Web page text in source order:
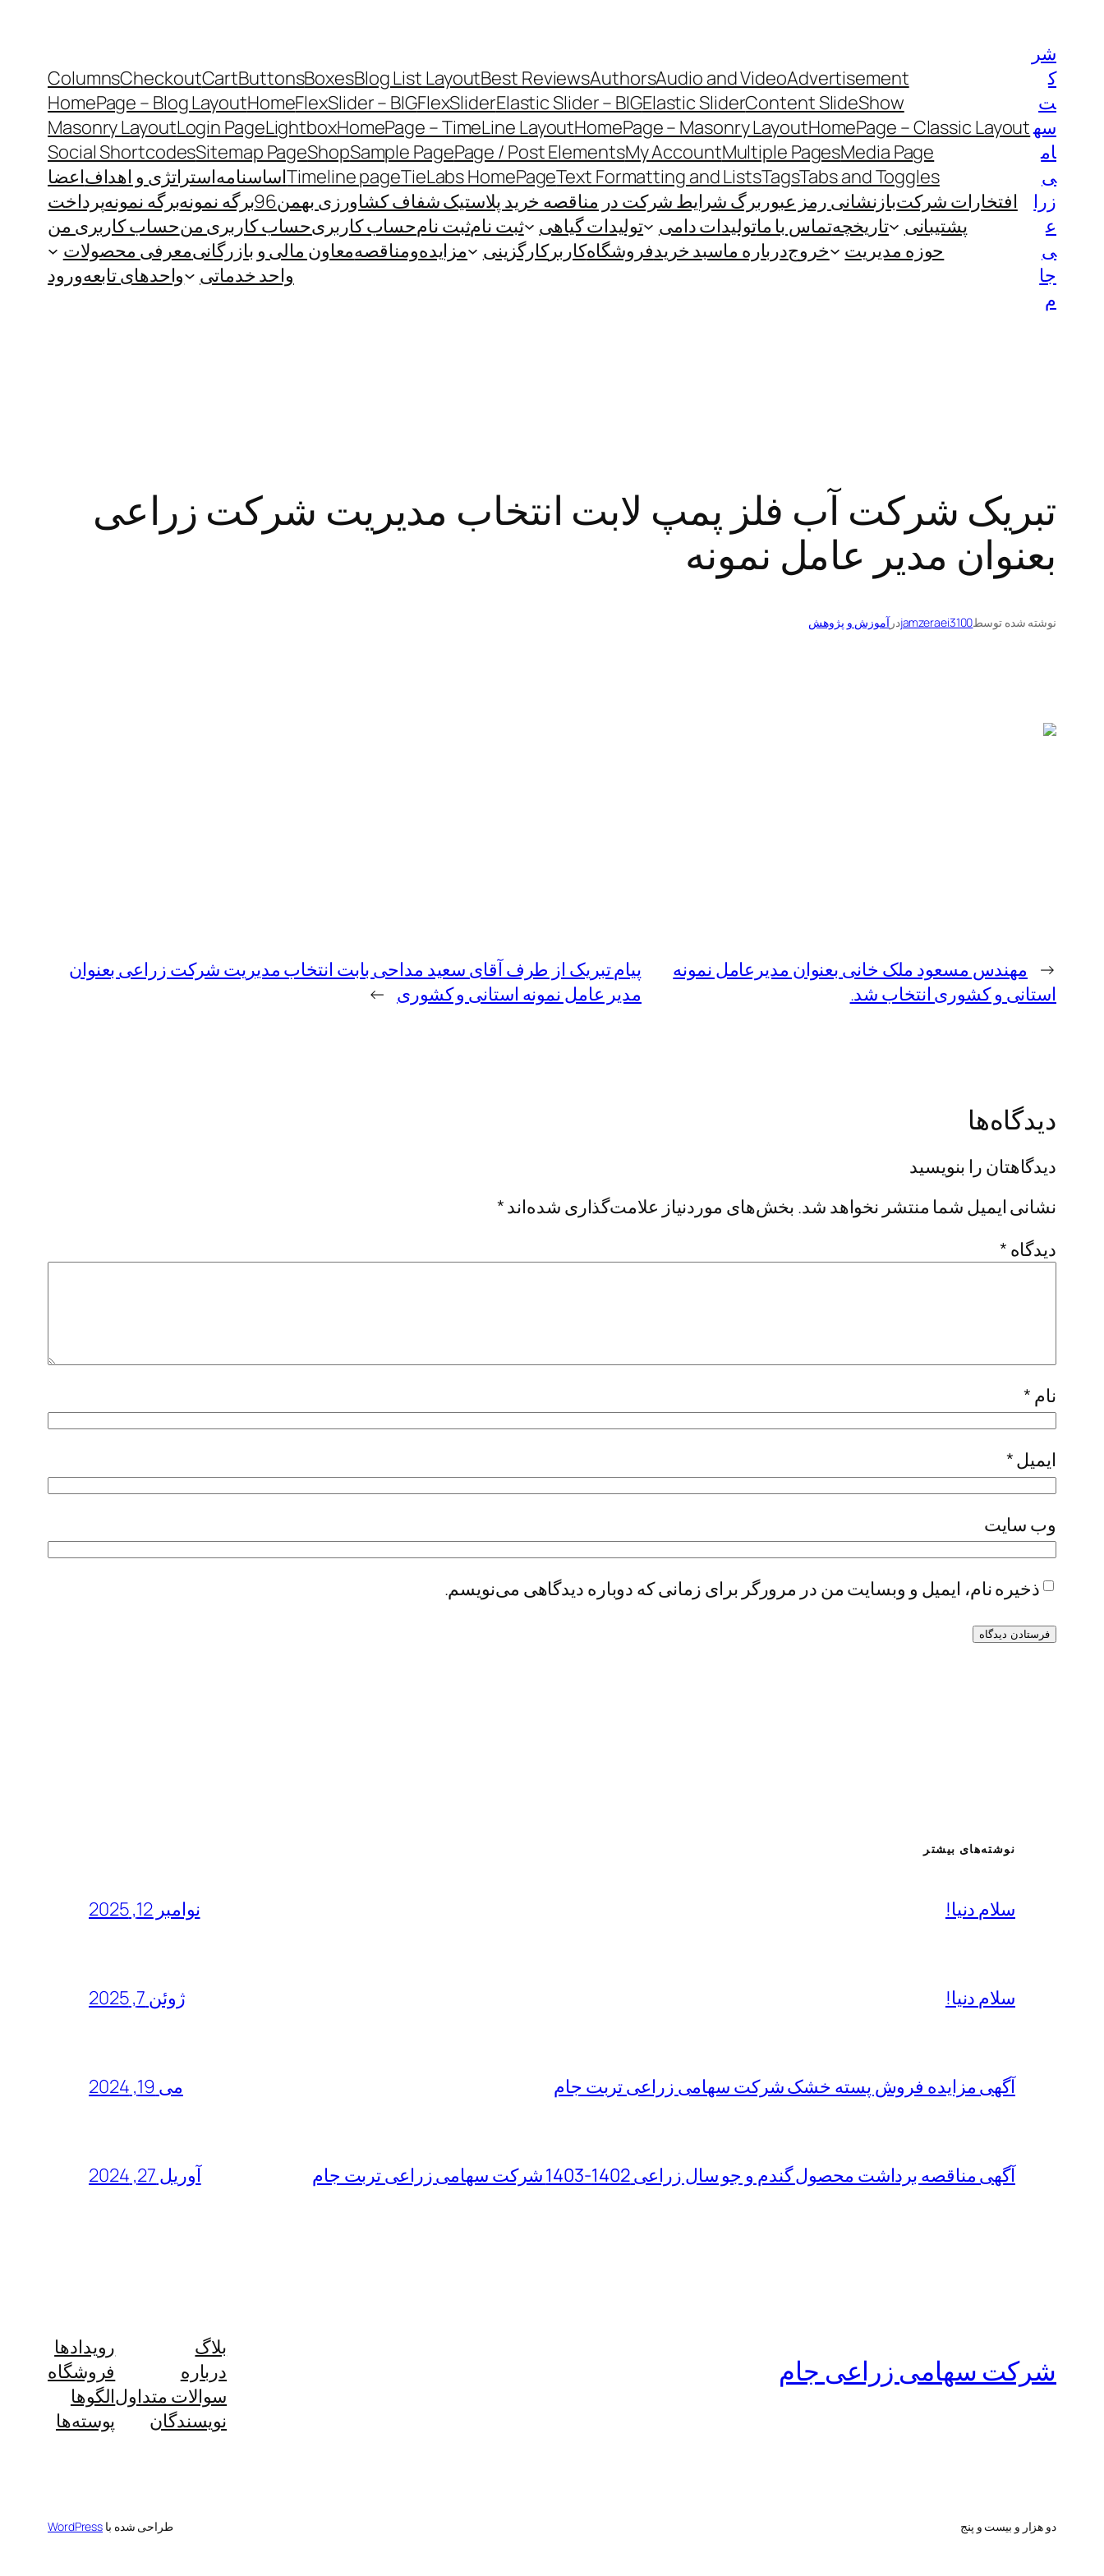
شر
ک
ت
سه
ام
ی
زرا
ع
ی
جا
م
Advertisement
Audio and Video
Authors
Best Reviews
Blog List Layout
Boxes
Buttons
Cart
Checkout
Columns
Content SlideShow
Elastic Slider
Elastic Slider – BIG
FlexSlider
FlexSlider – BIG
Home
HomePage – Blog Layout
HomePage – Classic Layout
HomePage – Masonry Layout
HomePage – TimeLine Layout
Lightbox
Login Page
Masonry Layout
Media Page
Multiple Pages
My Account
Page / Post Elements
Sample Page
Shop
Sitemap Page
Social Shortcodes
Tabs and Toggles
Tags
Text Formatting and Lists
TieLabs HomePage
Timeline pageاساسنامهاستراتژی و اهدافاعضا
افتخارات شرکتبازنشانی رمز عبور برگ شرایط شرکت در مناقصه خرید پلاستیک شفاف کشاورزی بهمن96 برگه نمونهبرگه نمونهپرداخت
پشتیبانی
تاریخچهتماس با ماتولیدات دامی تولیدات گیاهی ثبت نامثبت نامحساب کاربریحساب کاربری منحساب کاربری من
حوزه مدیریت
خروجدرباره ماسبد خریدفروشگاهکاربرکارگزینی مزایده‌و‌مناقصهمعاون مالی و بازرگانیمعرفی محصولات
واحد خدماتی
واحدهای تابعهورود
تبریک شرکت آب فلز پمپ لابت انتخاب مدیریت شرکت زراعی
بعنوان مدیر عامل نمونه
نوشته شده توسطjamzeraei3100درآموزش و پژوهش
← مهندس مسعود ملک خانی بعنوان مدیرعامل نمونه
استانی و کشوری انتخاب شد.
پیام تبریک از طرف آقای سعید مداحی بابت انتخاب مدیریت شرکت زراعی بعنوان
مدیر عامل نمونه استانی و کشوری →
دیدگاه‌ها
دیدگاهتان را بنویسید
نشانی ایمیل شما منتشر نخواهد شد. بخش‌های موردنیاز علامت‌گذاری شده‌اند*
دیدگاه *
نام *
ایمیل*
وب‌ سایت
ذخیره نام، ایمیل و وبسایت من در مرورگر برای زمانی که دوباره دیدگاهی می‌نویسم.
نوشته‌های بیشتر
سلام دنیا! نوامبر 12, 2025
سلام دنیا! ژوئن 7, 2025
آگهی مزایده فروش پسته خشک شرکت سهامی زراعی تربت جام می 19, 2024
آگهی مناقصه برداشت محصول گندم و جو سال زراعی 1402-1403 شرکت سهامی زراعی تربت جام آوریل 27, 2024
شرکت سهامی زراعی جام
بلاگ
درباره
سوالات متداول
نویسندگان
رویدادها
فروشگاه
الگوها
پوسته‌ها
دو هزار و بیست و پنج طراحی شده با WordPress